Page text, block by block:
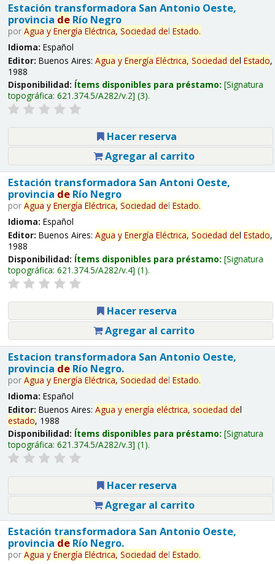
Estación transformadora San Antonio Oeste,
provincia deRío Negro
por Agua y Energía Eléctrica, Sociedad del Estado.
Idioma: Español
Editor: Buenos Aires: Agua y Energía Eléctrica, Sociedad del Estado,
1988
Disponibilidad: Ítems disponibles para préstamo: Signatura
topográfica: 621.374.5/A282/v.2 (3).
Hacer reserva
Agregar al carrito
Estación transformadora San Antoni Oeste,
provincia deRío Negro
por Agua y Energía Eléctrica, Sociedad del Estado.
Idioma: Español
Editor: Buenos Aires: Agua y Energía Eléctrica, Sociedad del Estado,
1988
Disponibilidad: Ítems disponibles para préstamo: Signatura
topográfica: 621.374.5/A282/v.4 (1).
Hacer reserva
Agregar al carrito
Estacion transformadora San Antonio Oeste,
provincia deRío Negro.
por Agua y Energía Eléctrica, Sociedad del Estado.
Idioma: Español
Editor: Buenos Aires: Agua y energía eléctrica, sociedad del
estado, 1988
Disponibilidad: Ítems disponibles para préstamo: Signatura
topográfica: 621.374.5/A282/v.3 (1).
Hacer reserva
Agregar al carrito
Estación transformadora San Antonio Oeste,
provincia deRío Negro.
por Agua y Energía Eléctrica, Sociedad del Estado.